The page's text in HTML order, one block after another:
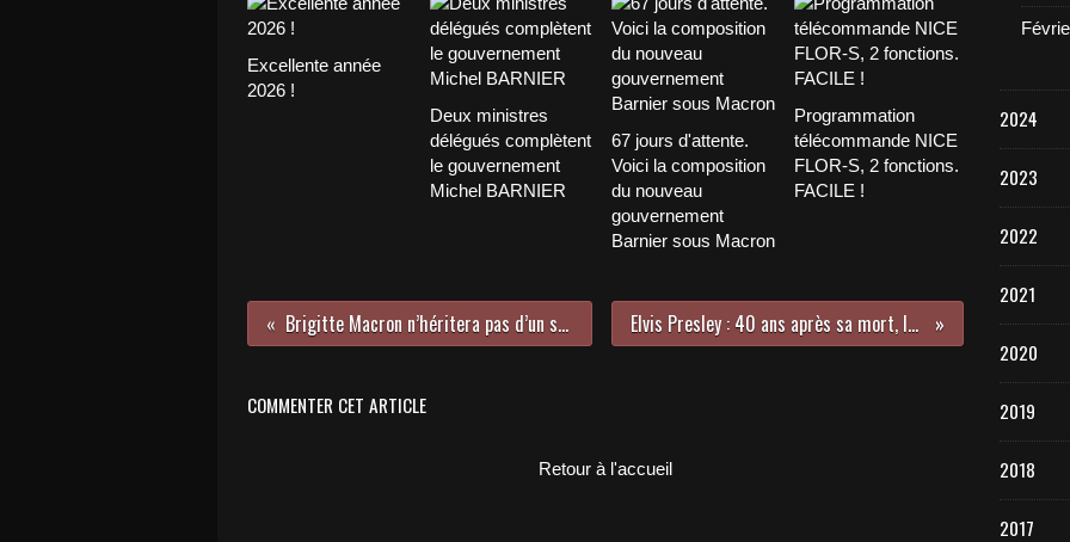
Excellente année
2026 !
Deux ministres
délégués complètent
le gouvernement
Michel BARNIER
67 jours d'attente.
Voici la composition
du nouveau
gouvernement
Barnier sous Macron
Programmation
télécommande NICE
FLOR-S, 2 fonctions.
FACILE !
Brigitte Macron n’héritera pas d’un statut mais d'un rôle public Elvis Presley : 40 ans après sa mort, le king fait toujours recette
COMMENTER CET ARTICLE
Retour à l'accueil
2024
2023
2022
2021
2020
2019
2018
2017